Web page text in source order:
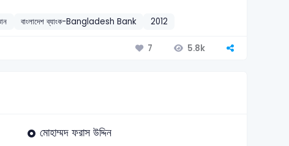
বাংলাদেশ ব্যাংক-Bangladesh Bank 2012
7 5.8k
মোহাম্মদ ফরাস উদ্দিন